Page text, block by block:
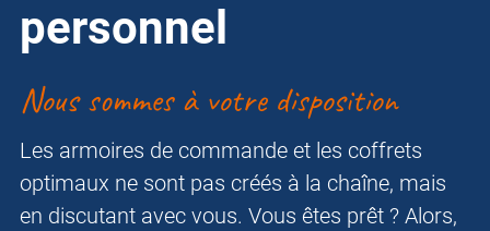
personnel
Nous sommes à votre disposition
Les armoires de commande et les coffrets
optimaux ne sont pas créés à la chaîne, mais
en discutant avec vous. Vous êtes prêt ? Alors,